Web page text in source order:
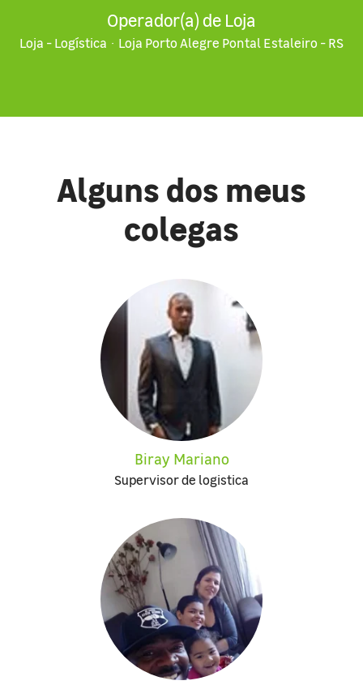
Operador(a) de Loja
Loja - Logística · Loja Porto Alegre Pontal Estaleiro - RS
Alguns dos meus
colegas
Biray Mariano
Supervisor de logistica